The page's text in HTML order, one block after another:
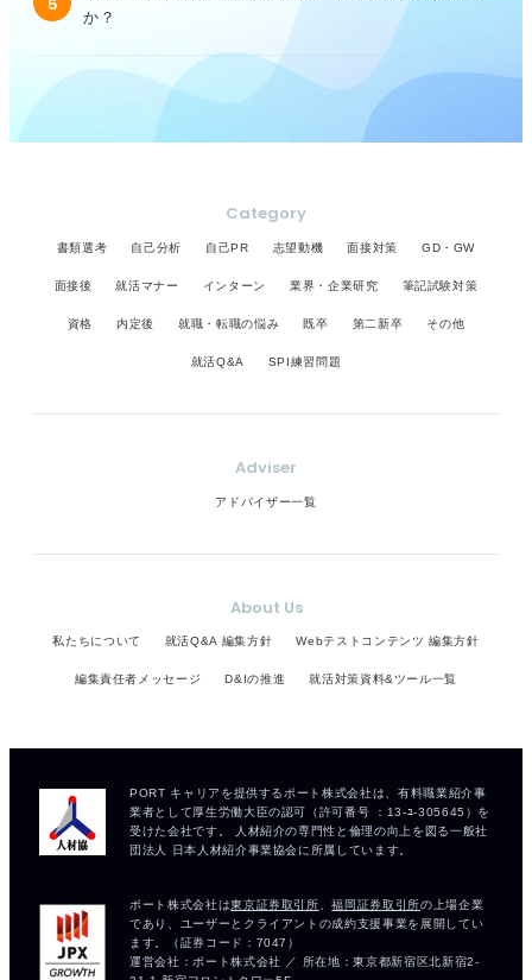
か？
Category
書類選考 自己分析 自己PR 志望動機 面接対策 GD・GW
面接後 就活マナー インターン 業界・企業研究 筆記試験対策
資格 内定後 就職・転職の悩み 既卒 第二新卒 その他
就活Q&A SPI練習問題
Adviser
アドバイザー一覧
About Us
私たちについて 就活Q&A 編集方針 Webテストコンテンツ 編集方針
編集責任者メッセージ D&Iの推進 就活対策資料&ツール一覧